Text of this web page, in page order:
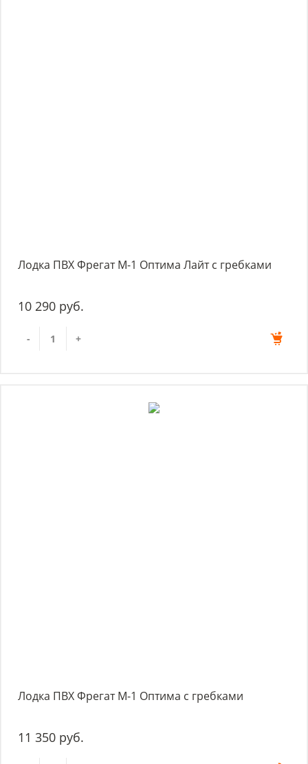
Лодка ПВХ Фрегат М-1 Оптима Лайт с гребками
10 290 руб.
- +
Лодка ПВХ Фрегат М-1 Оптима с гребками
11 350 руб.